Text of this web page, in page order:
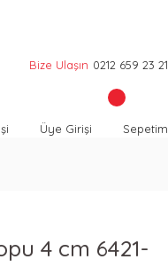
Bize Ulaşın 0212 659 23 21
Üye Girişi Sepetim
4 cm 6421-